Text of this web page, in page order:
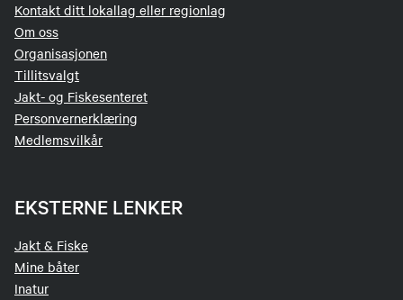
Kontakt ditt lokallag eller regionlag
Om oss
Organisasjonen
Tillitsvalgt
Jakt- og Fiskesenteret
Personvernerklæring
Medlemsvilkår
EKSTERNE LENKER
Jakt & Fiske
Mine båter
Inatur